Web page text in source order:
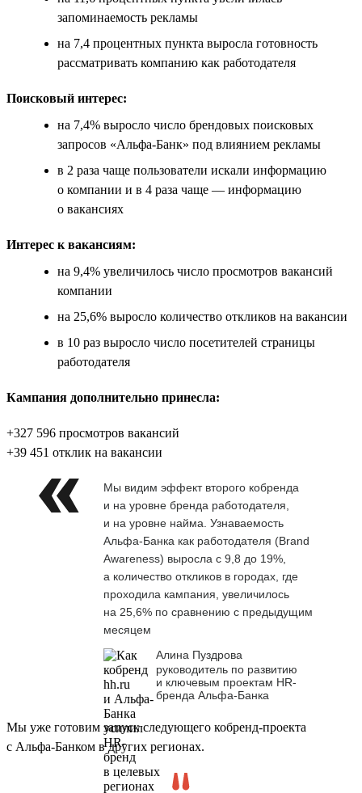
запоминаемость рекламы
на 7,4 процентных пункта выросла готовность
рассматривать компанию как работодателя
Поисковый интерес:
на 7,4% выросло число брендовых поисковых
запросов «Альфа-Банк» под влиянием рекламы
в 2 раза чаще пользователи искали информацию
о компании и в 4 раза чаще — информацию
о вакансиях
Интерес к вакансиям:
на 9,4% увеличилось число просмотров вакансий
компании
на 25,6% выросло количество откликов на вакансии
в 10 раз выросло число посетителей страницы
работодателя
Кампания дополнительно принесла:
+327 596 просмотров вакансий
+39 451 отклик на вакансии
Мы видим эффект второго кобренда
и на уровне бренда работодателя,
и на уровне найма. Узнаваемость
Альфа-Банка как работодателя (Brand
Awareness) выросла с 9,8 до 19%,
а количество откликов в городах, где
проходила кампания, увеличилось
на 25,6% по сравнению с предыдущим
месяцем
Алина Пуздрова
руководитель по развитию
и ключевым проектам HR-
бренда Альфа-Банка
Мы уже готовим запуск следующего кобренд-проекта
с Альфа-Банком в других регионах.